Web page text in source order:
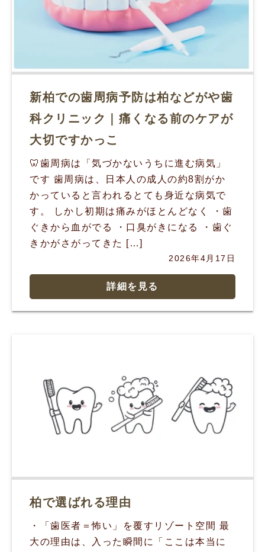
新柏での歯周病予防は柏などがや歯
科クリニック｜痛くなる前のケアが
大切ですかっこ
🦷歯周病は「気づかないうちに進む病気」
です 歯周病は、日本人の成人の約8割がか
かっていると言われるとても身近な病気で
す。 しかし初期は痛みがほとんどなく ・歯
ぐきから血がでる ・口臭がきになる ・歯ぐ
きかがさがってきた […]
2026年4月17日
詳細を見る
柏で選ばれる理由
・「歯医者＝怖い」を覆すリゾート空間 最
大の理由は、入った瞬間に「ここは本当に